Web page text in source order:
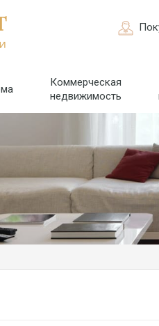
Коммерческая
недвижимость